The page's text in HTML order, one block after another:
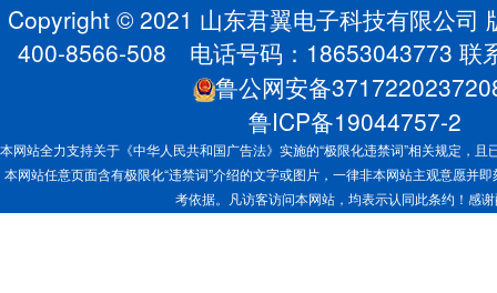
Copyright © 2021 山东君翼电子科技有限公司
400-8566-508 电话号码：18653043773 联
鲁公网安备
鲁ICP备19044757-2
本网站全力支持关于《中华人民共和国广告法》实施的“极限化违禁词”相关规定，且
本网站任意页面含有极限化“违禁词”介绍的文字或图片，一律非本网站主观意愿并
考依据。凡访客访问本网站，均表示认同此条约！感